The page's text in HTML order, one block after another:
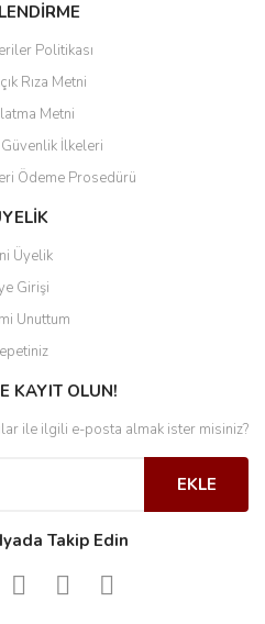
Politikası
Rıza Metni
Metni
İlkeleri
Ödeme Prosedürü
Üyelik
Girişi
Unuttum
KAYIT OLUN!
ile ilgili e-posta almak ister misiniz?
EKLE
Takip Edin